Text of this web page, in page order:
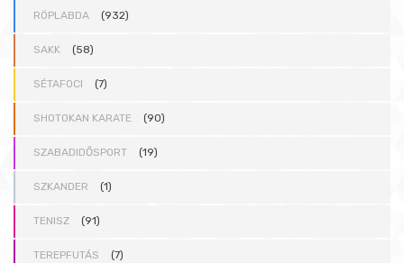
RÖPLABDA (932)
SAKK (58)
SÉTAFOCI (7)
SHOTOKAN KARATE (90)
SZABADIDŐSPORT (19)
SZKANDER (1)
TENISZ (91)
TEREPFUTÁS (7)